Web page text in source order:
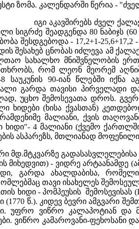
ზომა. კალენდარში წერია -
იგი აკავშირებს ძველ
სიგრძე შეადგენდა 80 ნაბიჯს
შესდგებოდა - 17,2+1-
შესახებ ცნობას იძლევა ამ
სახალხო მნიშვნელობის
რომ ლეონ მეორემ
90-იან წლებში იქნა
გარდა თავისი პირველადი
უცხო შემოსევათა დროს.
ხიდები (ხისა ქვასთან)
მალიანი, ქვის
ხიდი"- 4 მალიანი (ქვემო
ასპარეზს, მთლიანად
მდ.მტკვარზე
მიხედვით) - ვიდრე არტაანამდე
გარდა ახალდაბისა,
თავი ისახელეს შემოსეულ
ხიდი - პომპეუსის
წ.). კიდევ ბევრი ამგვარი
უფრო ვიწრო კალაპოტიან და
ვიწრო კამაროვანი-ფეხოსანი